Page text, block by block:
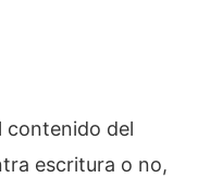
contenido del
escritura o no,